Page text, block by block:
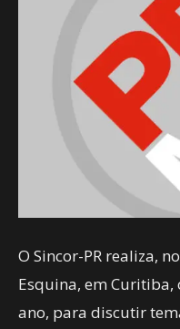
O Sincor-PR realiza,
Esquina, em
ano, para discutir